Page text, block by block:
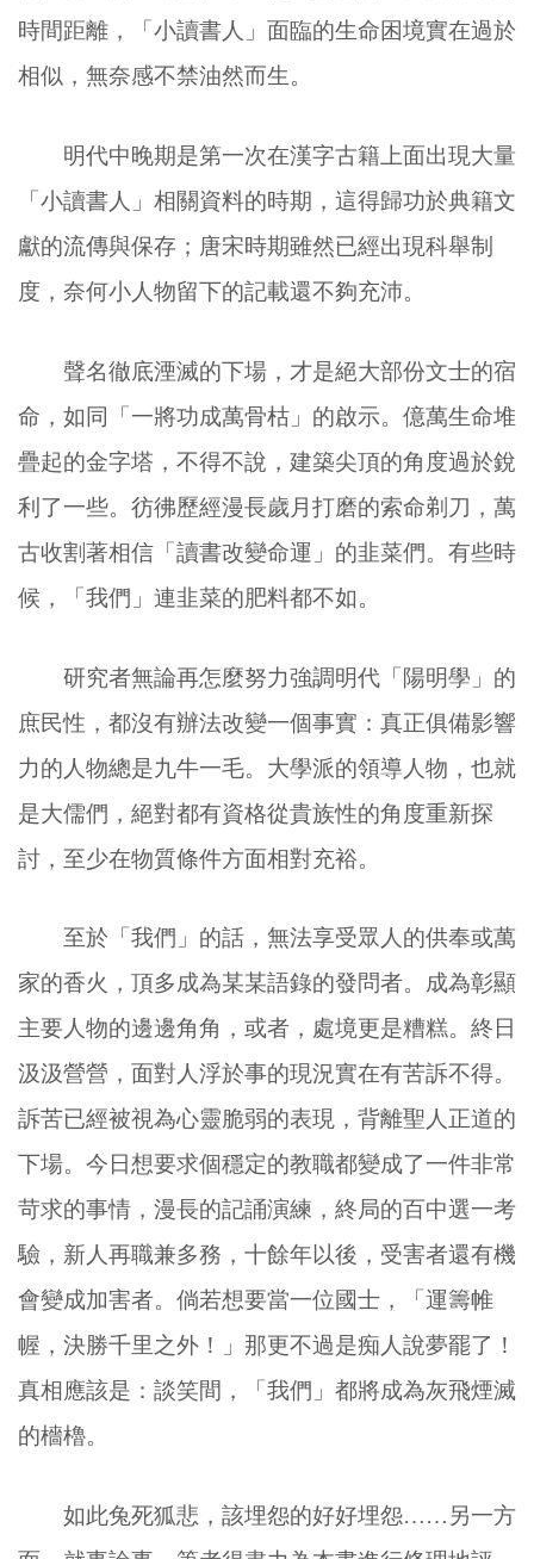
時間距離，「小讀書人」面臨的生命困境實在過於
相似，無奈感不禁油然而生。
明代中晚期是第一次在漢字古籍上面出現大量
「小讀書人」相關資料的時期，這得歸功於典籍文
獻的流傳與保存；唐宋時期雖然已經出現科舉制
度，奈何小人物留下的記載還不夠充沛。
聲名徹底湮滅的下場，才是絕大部份文士的宿
命，如同「一將功成萬骨枯」的啟示。億萬生命堆
疊起的金字塔，不得不說，建築尖頂的角度過於銳
利了一些。彷彿歷經漫長歲月打磨的索命剃刀，萬
古收割著相信「讀書改變命運」的韭菜們。有些時
候，「我們」連韭菜的肥料都不如。
研究者無論再怎麼努力強調明代「陽明學」的
庶民性，都沒有辦法改變一個事實：真正俱備影響
力的人物總是九牛一毛。大學派的領導人物，也就
是大儒們，絕對都有資格從貴族性的角度重新探
討，至少在物質條件方面相對充裕。
至於「我們」的話，無法享受眾人的供奉或萬
家的香火，頂多成為某某語錄的發問者。成為彰顯
主要人物的邊邊角角，或者，處境更是糟糕。終日
汲汲營營，面對人浮於事的現況實在有苦訴不得。
訴苦已經被視為心靈脆弱的表現，背離聖人正道的
下場。今日想要求個穩定的教職都變成了一件非常
苛求的事情，漫長的記誦演練，終局的百中選一考
驗，新人再職兼多務，十餘年以後，受害者還有機
會變成加害者。倘若想要當一位國士，「運籌帷
幄，決勝千里之外！」那更不過是痴人說夢罷了！
真相應該是：談笑間，「我們」都將成為灰飛煙滅
的檣櫓。
如此兔死狐悲，該埋怨的好好埋怨……另一方